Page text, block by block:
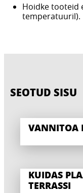
Hoidke tooteid
temperatuuril).
SEOTUD SISU
VANNITOA
KUIDAS
TERRASSI